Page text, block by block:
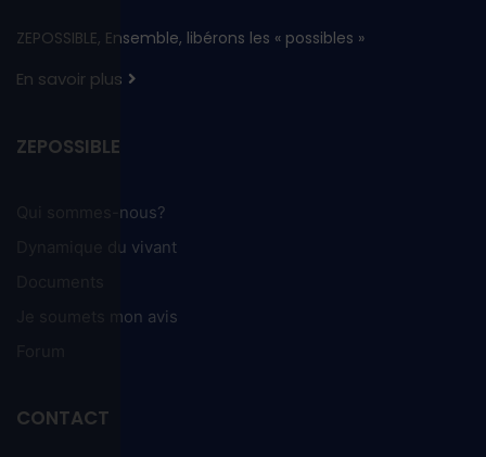
ZEPOSSIBLE, Ensemble, libérons les « possibles »
En savoir plus
ZEPOSSIBLE
Qui sommes-nous?
Dynamique du vivant
Je soumets mon avis
CONTACT